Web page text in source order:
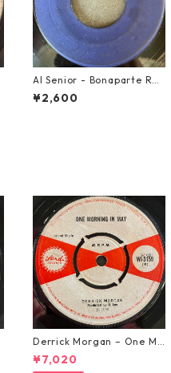
Al Senior - Bonaparte Ret
reat【7-21861】
¥2,600
Derrick Morgan – One Mo
rning In May【7-21653】
¥7,020